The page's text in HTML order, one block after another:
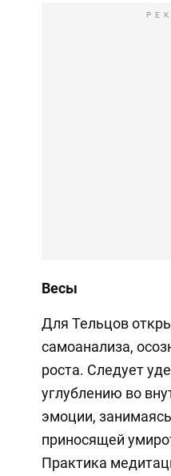
Весы
Для Тельцов
самоанализа,
роста. Следует
углублению во
эмоции,
приносящей
Практика